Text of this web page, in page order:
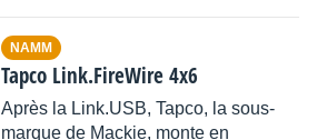
NAMM
Tapco Link.FireWire 4x6
Après la Link.USB, Tapco, la sous-
marque de Mackie, monte en